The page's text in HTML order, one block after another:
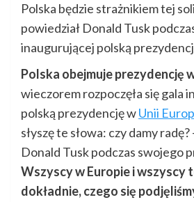
Polska będzie strażnikiem tej
powiedział Donald Tusk
inaugurującej polską
Polska obejmuje prezydencję
wieczorem rozpoczęła się gala
polską prezydencję wUnii
słyszę te słowa: czy damy
Donald Tusk podczas swojego
Wszyscy w Europie i wszyscy
dokładnie, czego się